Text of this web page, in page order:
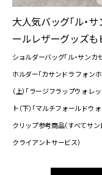
大人気バッグ「ル・
ールレザーグッズも
ショルダーバッグ「ル・サン
ホルダー「カサンドラ フォン
（上）「ラージフラップウォ
ト（下）「マルチフォールド
クリップ参考商品（すべてサ
クライアントサービス）